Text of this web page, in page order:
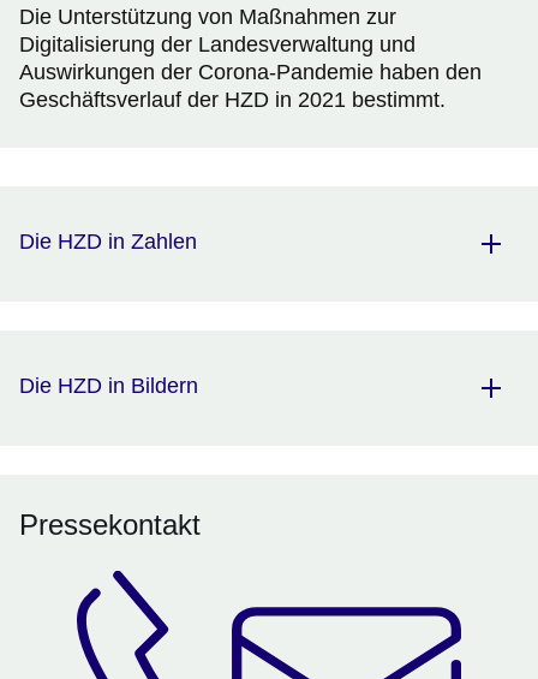
Die Unterstützung von Maßnahmen zur
Digitalisierung der Landesverwaltung und
Auswirkungen der Corona-Pandemie haben den
Geschäftsverlauf der HZD in 2021 bestimmt.
Die HZD in Zahlen
Die HZD in Bildern
Pressekontakt